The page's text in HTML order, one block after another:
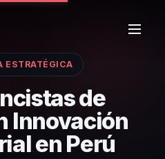
ESTRATÉGICA
de
Innovación
en Perú